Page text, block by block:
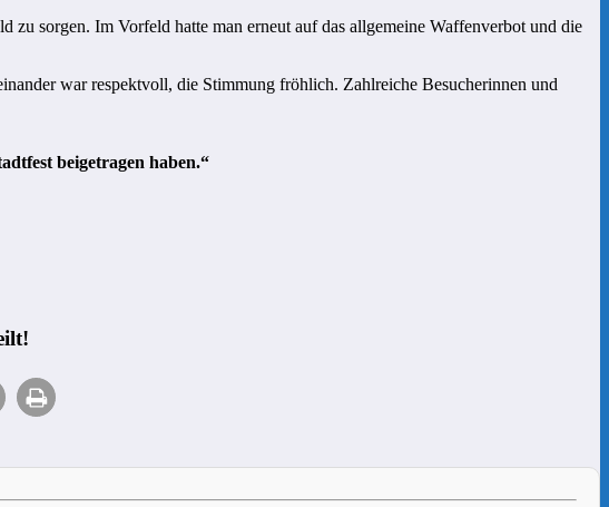
zu sorgen. Im Vorfeld hatte man erneut auf das allgemeine Waffenverbot und die
war respektvoll, die Stimmung fröhlich. Zahlreiche Besucherinnen und
beigetragen haben.“